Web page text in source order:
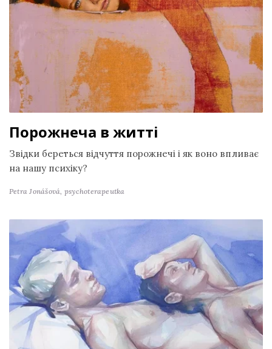
Порожнеча в житті
Звідки береться відчуття порожнечі і як воно впливає
на нашу психіку?
Petra Jonášová, psychoterapeutka